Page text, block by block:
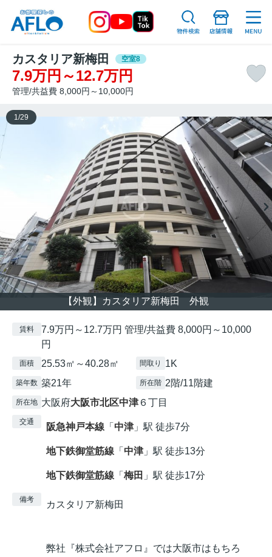
カスタリア新梅田 空室8
7.9万円～12.7万円
管理/共益費 8,000円～10,000円
【外観】カスタリア新梅田 外観
1 /29
賃料
7.9万円～12.7万円 管理/共益費 8,000円～10,000
円
面積 25.53㎡～40.28㎡ 間取り 1K
築年数 築21年 所在階 2階/11階建
所在地 大阪府大阪市北区中津 ６丁目
交通 阪急神戸本線 「 中津 」駅 徒歩7分
地下鉄御堂筋線 「 中津 」駅 徒歩13分
地下鉄御堂筋線 「 梅田 」駅 徒歩17分
備考 カスタリア新梅田
弊社『株式会社アフロ』では大阪市はもちろ